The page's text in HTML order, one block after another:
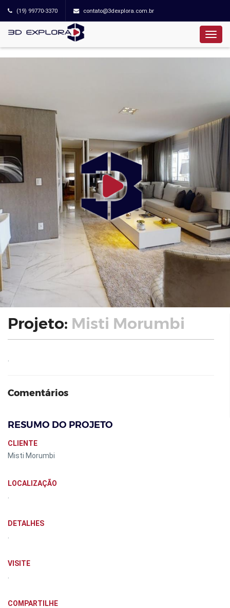
(19) 99770-3370 contato@3dexplora.com.br
Projeto: Misti Morumbi
Comentários
RESUMO DO PROJETO
CLIENTE
Misti Morumbi
LOCALIZAÇÃO
DETALHES
VISITE
COMPARTILHE